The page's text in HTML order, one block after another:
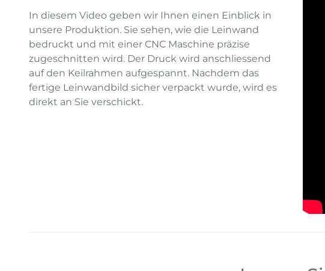
In diesem Video geben wir Ihnen einen Einblick in
unsere Produktion. Sie sehen, wie die Leinwand
bedruckt und mit einer CNC Maschine präzise
zugeschnitten wird. Der Druck wird anschliessend
auf den Keilrahmen aufgespannt. Nachdem das
fertige Leinwandbild sicher verpackt wurde, wird es
direkt an Sie verschickt.